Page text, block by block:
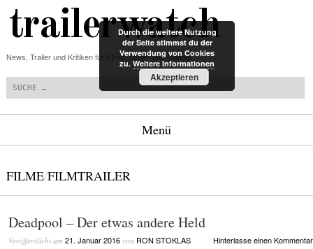
trailerwatch
News, Trailer und Kritiken für Filme, Serien und Games
Menü
FILME/FILMTRAILER
Deadpool – Der etwas andere Held
Veröffentlicht am 21. Januar 2016 von RON STOKLAS Hinterlasse einen Kommentar
Durch die weitere Nutzung
der Seite stimmst du der
Verwendung von Cookies
zu. Weitere Informationen
Akzeptieren